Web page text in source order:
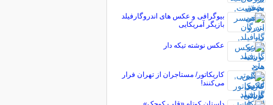
بیوگرافی و عکس های اندروگارفیلد
بازیگر آمریکایی
عکس نوشته تیکه دار
کاریکاتور/ مستاجران از تهران فرار
می‌کنند!